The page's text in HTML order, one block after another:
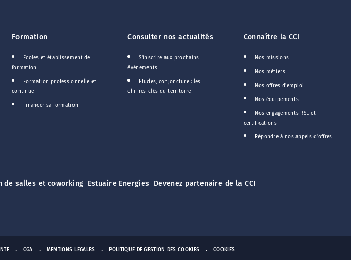
Formation
Ecoles et établissement de
formation
Formation professionnelle et
continue
Financer sa formation
Consulter nos actualités
S'inscrire aux prochains
événements
Etudes, conjoncture : les
chiffres clés du territoire
Connaître la CCI
Nos missions
Nos métiers
Nos offres d'emploi
Nos équipements
Nos engagements RSE et
certifications
Répondre à nos appels d'offres
de salles et coworking Estuaire Energies Devenez partenaire de la CCI
CGA MENTIONS LÉGALES POLITIQUE DE GESTION DES COOKIES COOKIES